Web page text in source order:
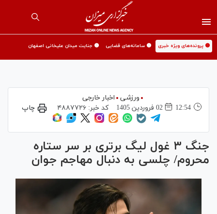
🟡 پرونده‌های ویژه خبری 🟡 سامانه‌های قضایی 🟡 جنایت میدان علیخانی اصفهان
ورزشی
اخبار خارجی
12:54
02 فروردين 1405 کد خبر:۴۸۸۷۷۲۶ چاپ
جنگ ۳ غول لیگ برتری بر سر ستاره
محروم/ چلسی به دنبال مهاجم جوان